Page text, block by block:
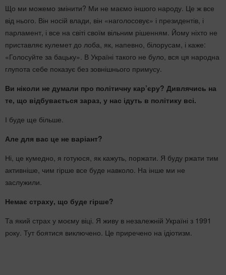
Що ми можемо змінити? Ми не маємо іншого народу. Це ж все
від нього. Він носій влади, він «наголосовує» і президентів, і
парламент, і все на світі своїм вільним рішенням. Йому ніхто не
приставляє кулемет до лоба, як, напевно, білорусам, і каже:
«Голосуйте за бацьку». В Україні такого не було, вся ця народна
глупота себе показує без зовнішнього примусу.
Ви ніколи не думали про політичну кар’єру? Дивлячись на
те, що відбувається зараз, у нас ідуть в політику всі.
І буде ще більше.
Але для вас це не варіант?
Ні, це кумедно, я готуюся, як кажуть, поржати. Я буду ржати тим
активніше, чим гірше все буде навколо. На інше ми не
заслужили.
Немає страху, що буде гірше?
Та який страх у моєму віці. Я живу в незалежній Україні з 1991
року. Тут боятися виключено. Це приречено на ідіотизм.